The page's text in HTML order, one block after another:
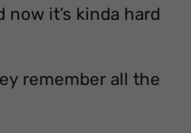
now it’s kinda hard
remember all the